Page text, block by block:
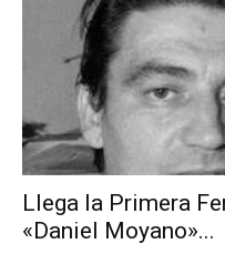
Llega la Primera
«Daniel Moyano»...